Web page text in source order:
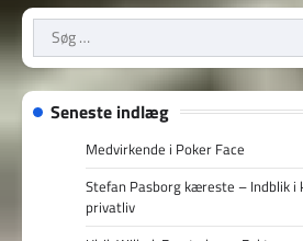
Søg
efter:
Seneste indlæg
Medvirkende i Poker Face
Stefan Pasborg kæreste – Indblik i
privatliv